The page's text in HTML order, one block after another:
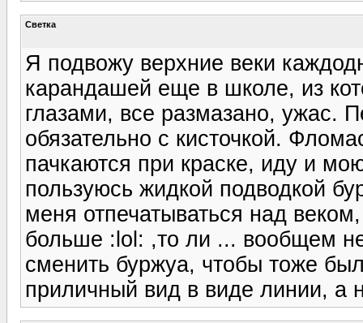
Светка
Я подвожу верхние веки
карандашей еще в школе, из
глазами, все размазано, ужас.
обязательно с кисточкой.
пачкаются при краске, иду и
пользуюсь жидкой подводкой
меня отпечатываться над
больше :lol: ,то ли ... вообщем
сменить буржуа, чтобы тоже
приличный вид в виде линии, а